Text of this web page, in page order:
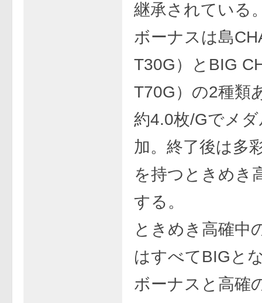
継承されている
ボーナスは島
T30G）とBIG
T70G）の2種類
約4.0枚/Gでメ
加。終了後は多
を持つときめき
する。
ときめき高確中
はすべてBIGと
ボーナスと高確